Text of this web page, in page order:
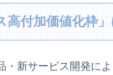
高付加価値化枠
・新サービス開発に